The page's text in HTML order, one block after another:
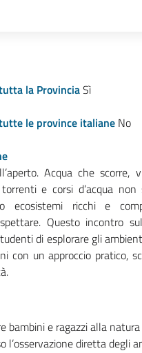
la ProvinciaSì
le province italiane No
Acqua che scorre,
e corsi d’acqua non
ecosistemi ricchi e
Questo incontro
di esplorare gli
con un approccio pratico,
bambini e ragazzi alla natura
l’osservazione diretta degli